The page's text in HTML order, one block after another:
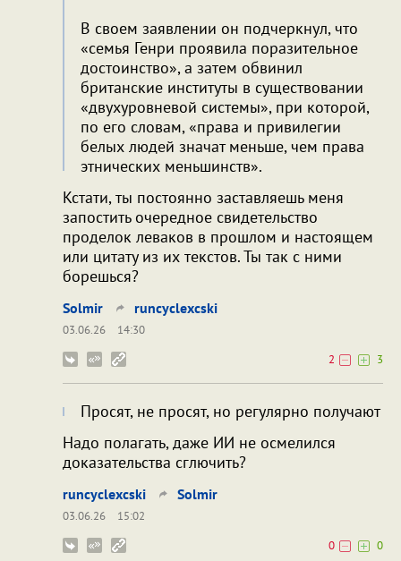
В своем заявлении он подчеркнул, что
«семья Генри проявила поразительное
достоинство», а затем обвинил
британские институты в существовании
«двухуровневой системы», при которой,
по его словам, «права и привилегии
белых людей значат меньше, чем права
этнических меньшинств».
Кстати, ты постоянно заставляешь меня
запостить очередное свидетельство
проделок леваков в прошлом и настоящем
или цитату из их текстов. Ты так с ними
борешься?
Solmir runcyclexcski
03.06.26
14:30
2
3
Просят, не просят, но регулярно получают
Надо полагать, даже ИИ не осмелился
доказательства сглючить?
runcyclexcski Solmir
03.06.26
15:02
0
0